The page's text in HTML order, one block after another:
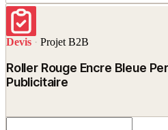
Devis · Projet B2B
Roller Rouge Encre Bleue
Publicitaire